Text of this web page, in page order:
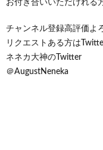
お付き合いいただけれる
チャンネル登録高評価よ
リクエストある方は
ネネカ大神のTwitter
＠AugustNeneka